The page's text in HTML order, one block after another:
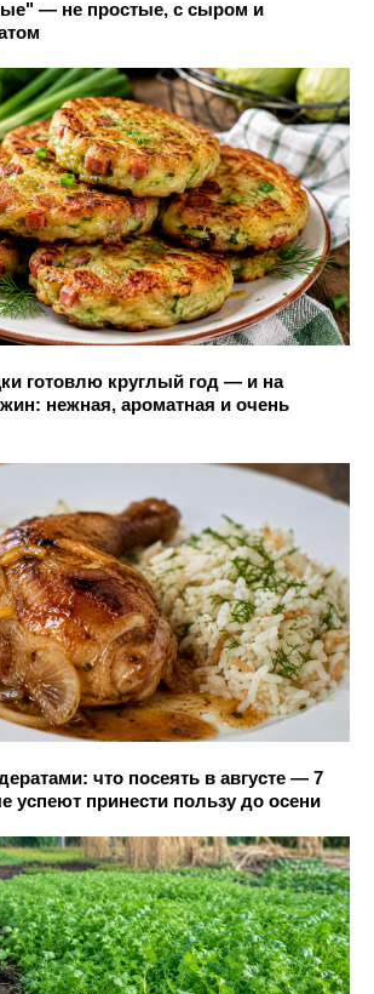
— не простые, с сыром и
готовлю круглый год — и на
нежная, ароматная и очень
что посеять в августе — 7
успеют принести пользу до осени